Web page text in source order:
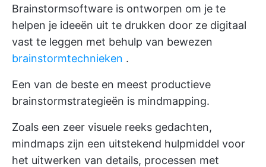
Brainstormsoftware is ontworpen om je te
helpen je ideeën uit te drukken door ze digitaal
vast te leggen met behulp van bewezen
brainstormtechnieken .
Een van de beste en meest productieve
brainstormstrategieën is mindmapping.
Zoals een zeer visuele reeks gedachten,
mindmaps zijn een uitstekend hulpmiddel voor
het uitwerken van details, processen met